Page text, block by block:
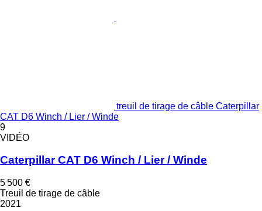
treuil de tirage de câble Caterpillar
CAT D6 Winch / Lier / Winde
9
VIDÉO
Caterpillar CAT D6 Winch / Lier / Winde
5 500 €
Treuil de tirage de câble
2021